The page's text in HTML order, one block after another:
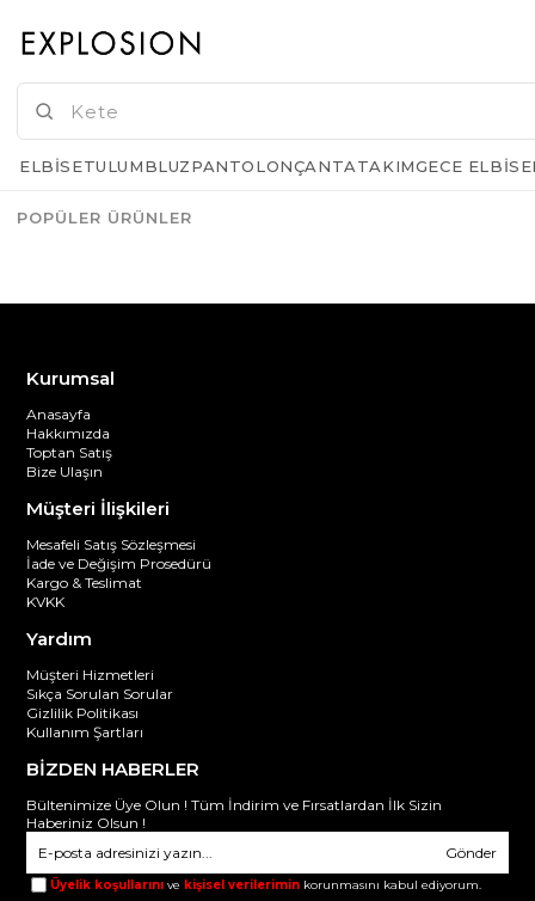
₺2.739,00
Kurumsal
Anasayfa
Hakkımızda
Toptan Satış
Bize Ulaşın
Müşteri İlişkileri
Mesafeli Satış Sözleşmesi
İade ve Değişim Prosedürü
Kargo & Teslimat
KVKK
Yardım
Müşteri Hizmetleri
Sıkça Sorulan Sorular
Gizlilik Politikası
Kullanım Şartları
BİZDEN HABERLER
Bültenimize Üye Olun ! Tüm İndirim ve Fırsatlardan İlk Sizin
Haberiniz Olsun !
Gönder
Üyelik koşullarını ve kişisel verilerimin korunmasını kabul ediyorum.
ELBISETULUMBLUZPANTOLONÇANTATAKIMGECE
POPÜLER ÜRÜNLER